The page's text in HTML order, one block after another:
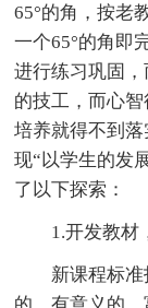
65°的角，按老
一个65°的角即
进行练习巩固
的技工，而心
培养就得不到
现“以学生的发
了以下探索：
1.开发教材
新课程标
的、有意义的